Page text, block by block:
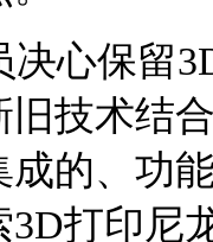
心保留
技术结
的、功
3D打印尼